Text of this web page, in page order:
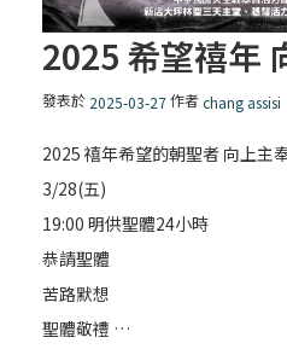
發表於 2025-03-27作者chang assisi
2025 禧年希望的朝聖者 向上主
3/28(五)
19:00 明供聖體24小時
恭請聖體
苦路默想
聖體敬禮 …